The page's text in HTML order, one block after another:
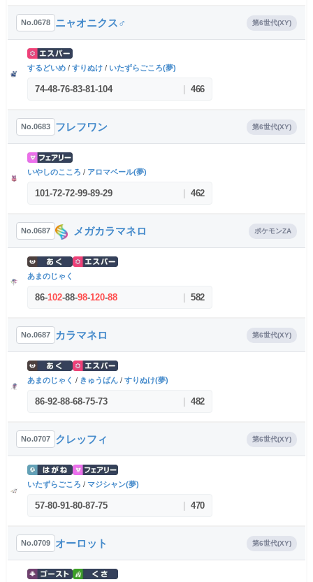
No.0678 ニャオニクス♂ 第6世代(XY)
するどいめ / すりぬけ / いたずらごころ(夢)
74-48-76-83-81-104 466
No.0683 フレフワン 第6世代(XY)
いやしのこころ / アロマベール(夢)
101-72-72-99-89-29 462
No.0687 メガカラマネロ ポケモンZA
あまのじゃく
86-102-88-98-120-88 582
No.0687 カラマネロ 第6世代(XY)
あまのじゃく / きゅうばん / すりぬけ(夢)
86-92-88-68-75-73 482
No.0707 クレッフィ 第6世代(XY)
いたずらごころ / マジシャン(夢)
57-80-91-80-87-75 470
No.0709 オーロット 第6世代(XY)